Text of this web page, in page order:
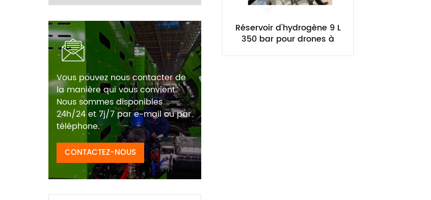
Vous pouvez nous contacter de
la manière qui vous convient.
Nous sommes disponibles
24h/24 et 7j/7 par e-mail ou par
téléphone.
CONTACTEZ-NOUS
Réservoir d'hydrogène 9 L
350 bar pour drones à